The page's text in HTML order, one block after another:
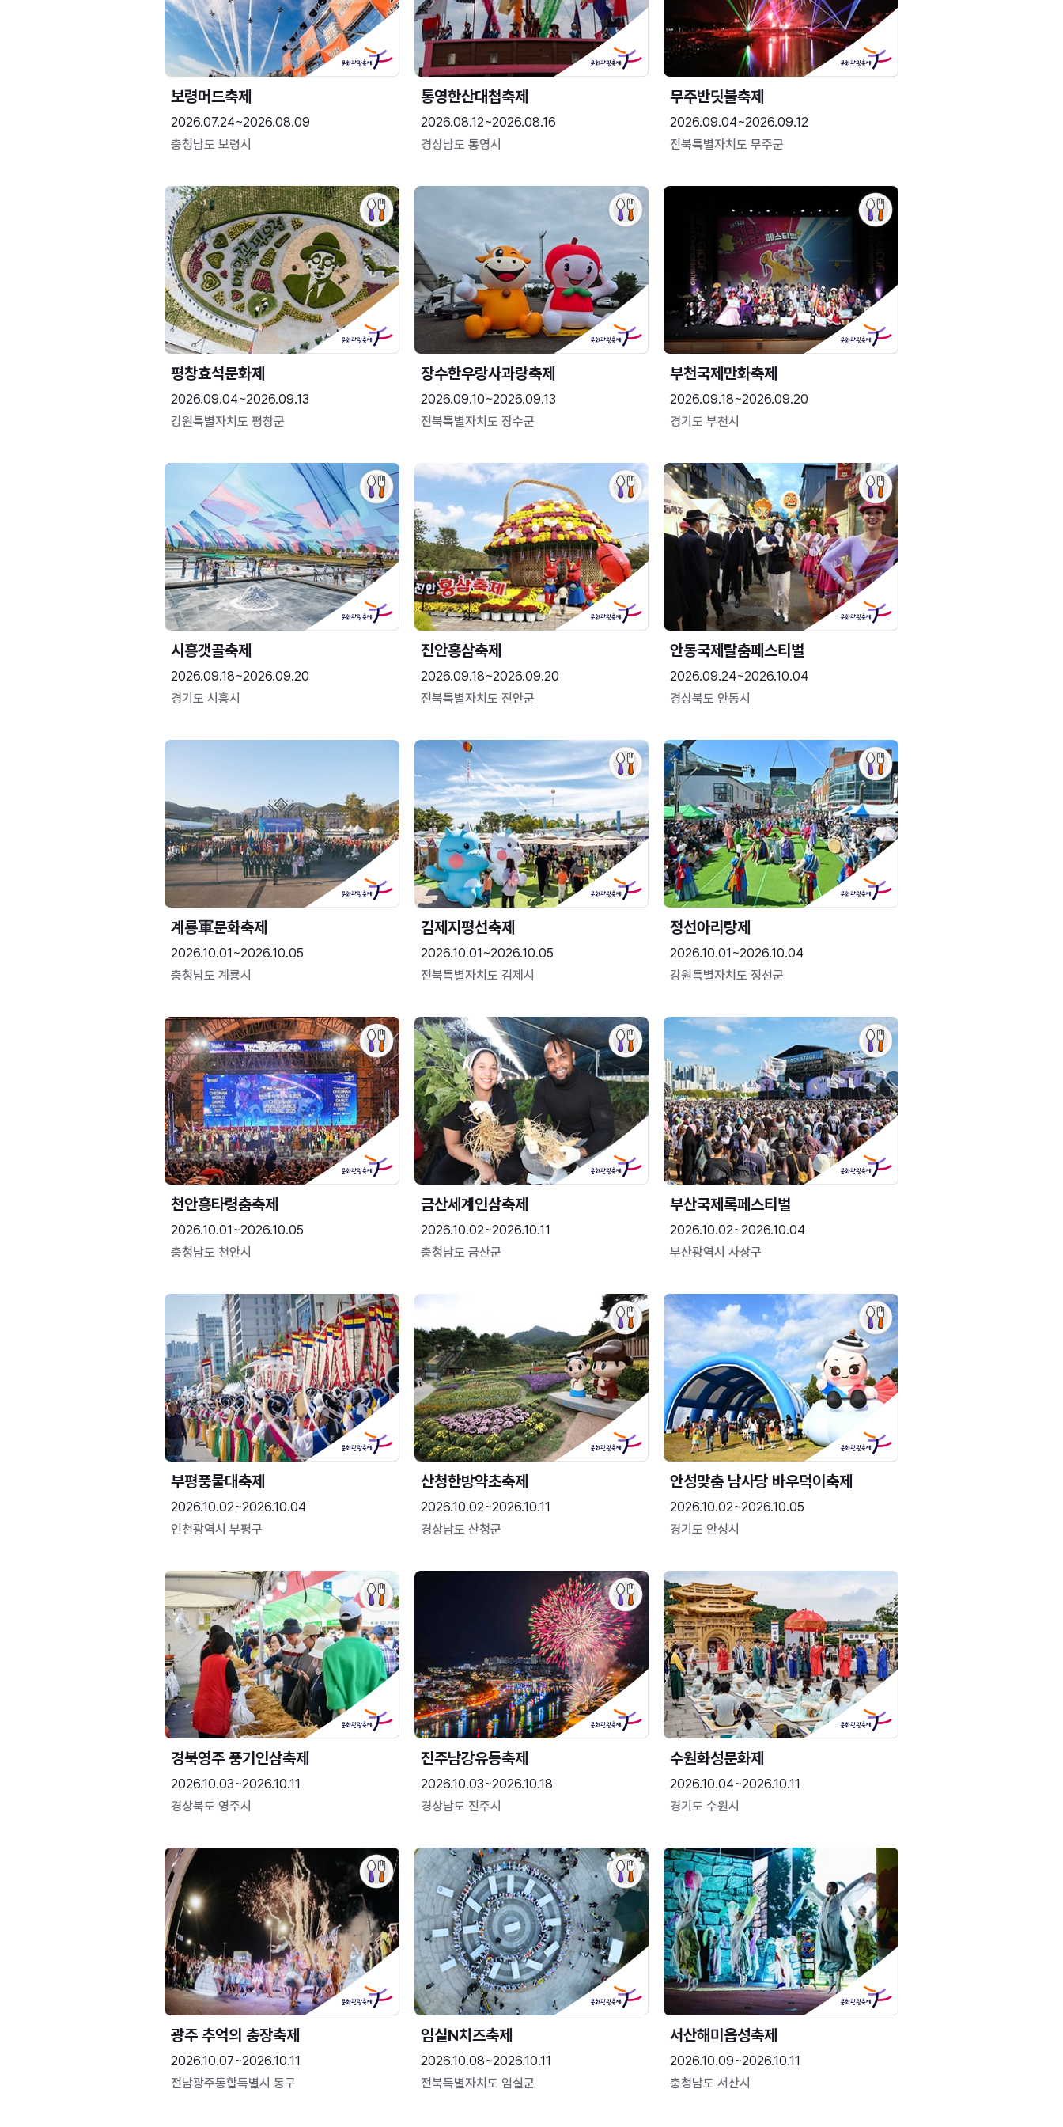
보령머드축제
2026.07.24~2026.08.09
충청남도 보령시
통영한산대첩축제
2026.08.12~2026.08.16
경상남도 통영시
무주반딧불축제
2026.09.04~2026.09.12
전북특별자치도 무주군
평창효석문화제
2026.09.04~2026.09.13
강원특별자치도 평창군
장수한우랑사과랑축제
2026.09.10~2026.09.13
전북특별자치도 장수군
부천국제만화축제
2026.09.18~2026.09.20
경기도 부천시
시흥갯골축제
2026.09.18~2026.09.20
경기도 시흥시
진안홍삼축제
2026.09.18~2026.09.20
전북특별자치도 진안군
안동국제탈춤페스티벌
2026.09.24~2026.10.04
경상북도 안동시
2026.10.01~2026.10.05
충청남도 계룡시
김제지평선축제
2026.10.01~2026.10.05
전북특별자치도 김제시
정선아리랑제
2026.10.01~2026.10.04
강원특별자치도 정선군
천안흥타령춤축제
2026.10.01~2026.10.05
충청남도 천안시
금산세계인삼축제
2026.10.02~2026.10.11
충청남도 금산군
부산국제록페스티벌
2026.10.02~2026.10.04
부산광역시 사상구
부평풍물대축제
2026.10.02~2026.10.04
인천광역시 부평구
산청한방약초축제
2026.10.02~2026.10.11
경상남도 산청군
안성맞춤 남사당 바우덕이축제
2026.10.02~2026.10.05
경기도 안성시
경북영주 풍기인삼축제
2026.10.03~2026.10.11
경상북도 영주시
진주남강유등축제
2026.10.03~2026.10.18
경상남도 진주시
수원화성문화제
2026.10.04~2026.10.11
경기도 수원시
광주 추억의 충장축제
2026.10.07~2026.10.11
전남광주통합특별시 동구
임실N치즈축제
2026.10.08~2026.10.11
전북특별자치도 임실군
서산해미읍성축제
2026.10.09~2026.10.11
충청남도 서산시